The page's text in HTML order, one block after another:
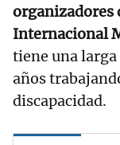
organizadores
Internacional
tiene una larga
años
discapacidad.